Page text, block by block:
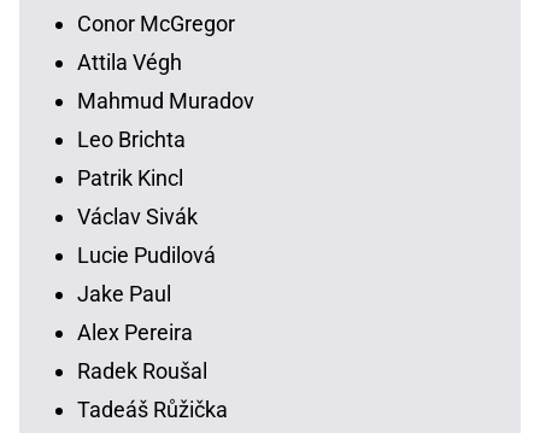
Conor McGregor
Attila Végh
Mahmud Muradov
Leo Brichta
Patrik Kincl
Václav Sivák
Lucie Pudilová
Jake Paul
Alex Pereira
Radek Roušal
Tadeáš Růžička